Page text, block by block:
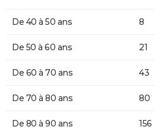
De 40 à 50 ans 8
De 50 à 60 ans 21
De 60 à 70 ans 43
De 70 à 80 ans 80
De 80 à 90 ans 156